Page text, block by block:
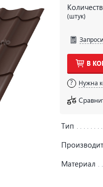
(штук)
В
Нужна
Тип
Материал